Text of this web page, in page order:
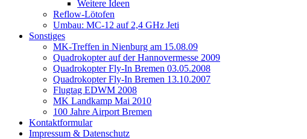
Weitere Ideen
Reflow-Lötofen
Umbau: MC-12 auf 2,4 GHz Jeti
Sonstiges
MK-Treffen in Nienburg am 15.08.09
Quadrokopter auf der Hannovermesse 2009
Quadrokopter Fly-In Bremen 03.05.2008
Quadrokopter Fly-In Bremen 13.10.2007
Flugtag EDWM 2008
MK Landkamp Mai 2010
100 Jahre Airport Bremen
Kontaktformular
Impressum & Datenschutz